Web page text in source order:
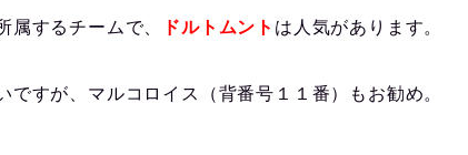
属するチームで、 ドルトムント は人気があります。
ですが、マルコロイス（背番号１１番）もお勧め。